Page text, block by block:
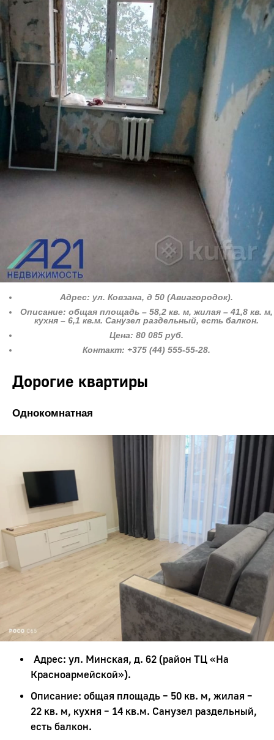
Адрес: ул. Ковзана, д 50 (Авиагородок).
Описание: общая площадь – 58,2 кв. м, жилая – 41,8 кв. м,
кухня – 6,1 кв.м. Санузел раздельный, есть балкон.
Цена: 80 085 руб.
Контакт: +375 (44) 555-55-28.
Дорогие квартиры
Однокомнатная
Адрес: ул. Минская, д. 62 (район ТЦ «На
Красноармейской»).
Описание: общая площадь – 50 кв. м, жилая –
22 кв. м, кухня – 14 кв.м. Санузел раздельный,
есть балкон.